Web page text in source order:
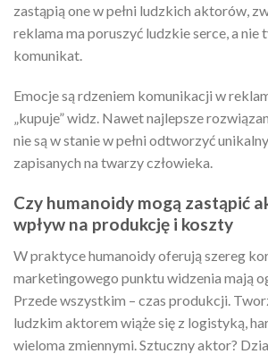
zastąpią one w pełni ludzkich aktorów,
reklama ma poruszyć ludzkie serce, a nie
komunikat.
Emocje są rdzeniem komunikacji w
„kupuje” widz. Nawet najlepsze
nie są w stanie w pełni odtworzyć
zapisanych na twarzy człowieka.
Czy humanoidy mogą zastąpić
wpływ na produkcję i koszty
W praktyce humanoidy oferują szereg
marketingowego punktu widzenia mają
Przede wszystkim – czas produkcji.
ludzkim aktorem wiąże się z logistyką,
wieloma zmiennymi. Sztuczny aktor?